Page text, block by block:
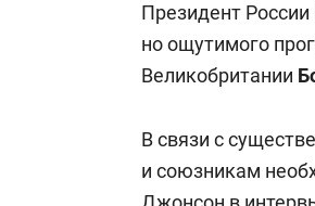
Президент России
но ощутимого
Великобритании
В связи с
и союзникам
создают оазис жилого
комфорта под Казанью